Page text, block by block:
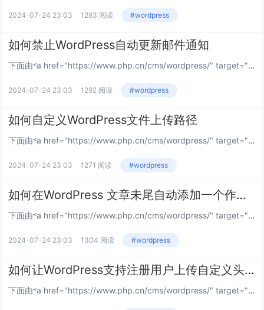
2024-07-24 23:03 1283 阅读 #wordpress
如何禁止WordPress自动更新邮件通知
下面由˂a href="https://www.php.cn/cms/wordpress/" target="_blank">wordpress教程栏目给大家介绍禁止wordpress自动更新邮件通知的方法，希望对需要的朋友有所帮助！...
2024-07-24 23:03 1292 阅读 #wordpress
如何自定义WordPress文件上传路径
下面由˂a href="https://www.php.cn/cms/wordpress/" target="_blank">wordpress教程栏目给大家介绍自定义wordpress文件上传路径的方法，希望对需要的朋友有所帮助！...
2024-07-24 23:03 1271 阅读 #wordpress
如何在WordPress 文章未尾自动添加一个作者信息框
下面由˂a href="https://www.php.cn/cms/wordpress/" target="_blank">wordpress教程栏目给大家介绍在wordpress 文章未尾自动添加一个作者信息框的方法，希望对需要的...
2024-07-24 23:03 1304 阅读 #wordpress
如何让WordPress支持注册用户上传自定义头像功能
下面由˂a href="https://www.php.cn/cms/wordpress/" target="_blank">wordpress教程栏目给大家介绍让wordpress支持注册用户上传自定义头像功能的方法，希望对需要的朋...